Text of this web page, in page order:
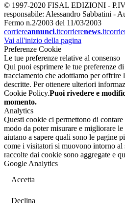
© 1997-2020 FISAL EDIZIONI -
responsabile: Alessandro Sabbatini -
Fermo n.2/2003 del 11/03/2003
corriereannunci.itcorrierenews.it
Vai all'inizio della pagina
Preferenze Cookie
Le tue preferenze relative al consenso
Qui puoi esprimere le tue preferenze
tracciamento che adottiamo per offrire
descritte. Per ottenere ulteriori
Cookie Policy.Puoi rivedere e
momento.
Analytics
Questi cookie ci permettono di
modo da poter misurare e migliorare
aiutano a sapere quali sono le pagine
come i visitatori si muovono intorno
raccolte dai cookie sono aggregate e
Google Analytics
Accetta
Declina